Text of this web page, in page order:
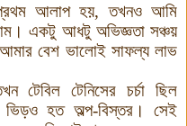
আলাপ হয়,তখনও আমি
। একটু আধটু অভিজ্ঞতা সঞ্চয়
আমার বেশ ভালোই সাফল্য লাভ
টেবিল টেনিসের চর্চা ছিল
ভিড়ও হত অল্প-বিস্তর।
সেই